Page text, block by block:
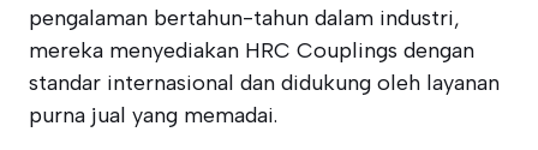
pengalaman bertahun-tahun dalam industri,
mereka menyediakan HRC Couplings dengan
standar internasional dan didukung oleh layanan
purna jual yang memadai.